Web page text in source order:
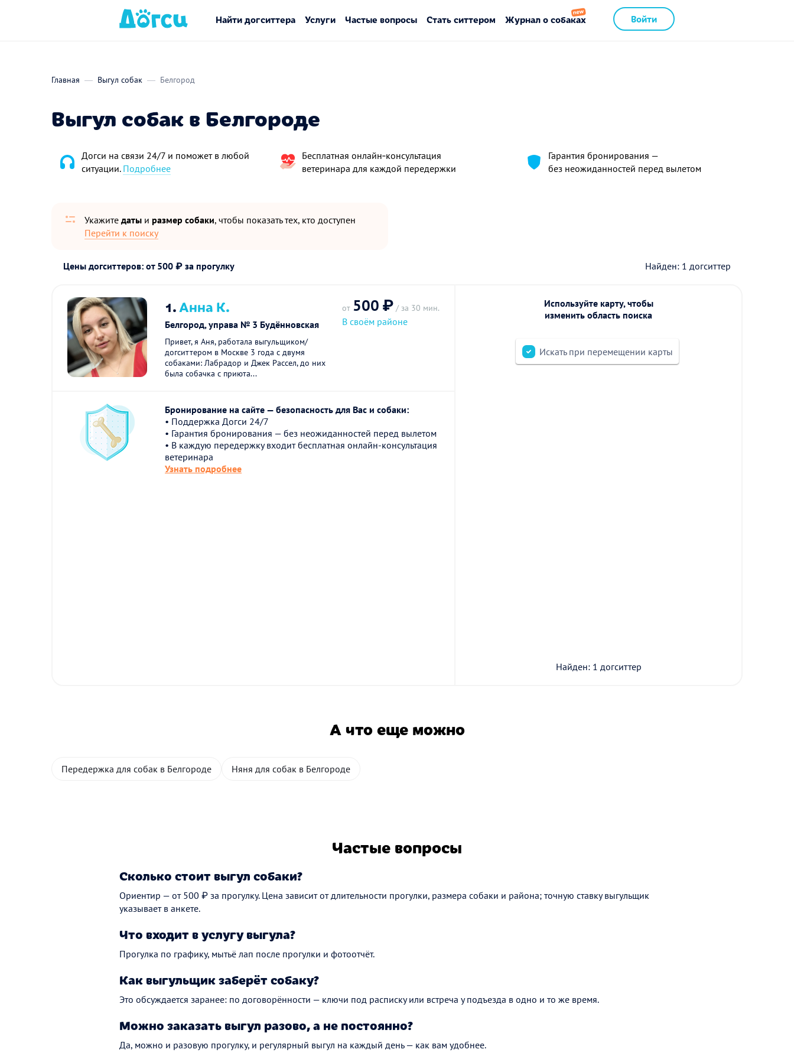
Войти
Найти догситтера Услуги Частые вопросы Стать ситтером Журнал о собаках
Главная Выгул собак Белгород
Выгул собак в Белгороде
Догси на связи 24/7 и поможет в любой
ситуации. Подробнее
Бесплатная онлайн‑консультация
ветеринара для каждой передержки
Гарантия бронирования —
без неожиданностей перед вылетом
Укажите даты и размер собаки, чтобы показать тех, кто доступен
Перейти к поиску
Цены догситтеров: от 500 ₽ за прогулку Найден: 1 догситтер
1.Анна К.
Белгород, управа № 3 Будённовская
Привет, я Аня, работала выгульщиком/
догситтером в Москве 3 года с двумя
собаками: Лабрадор и Джек Рассел, до них
была собачка с приюта...
от 500 ₽ / за 30 мин.
В своём районе
Бронирование на сайте — безопасность для Вас и собаки:
• Поддержка Догси 24/7
• Гарантия бронирования — без неожиданностей перед вылетом
• В каждую передержку входит бесплатная онлайн-консультация
ветеринара
Узнать подробнее
Используйте карту, чтобы
изменить область поиска
Искать при перемещении карты
Найден: 1 догситтер
А что еще можно
Передержка для собак в Белгороде Няня для собак в Белгороде
Частые вопросы
Сколько стоит выгул собаки?
Ориентир — от 500 ₽ за прогулку. Цена зависит от длительности прогулки, размера собаки и района; точную ставку выгульщик
указывает в анкете.
Что входит в услугу выгула?
Прогулка по графику, мытьё лап после прогулки и фотоотчёт.
Как выгульщик заберёт собаку?
Это обсуждается заранее: по договорённости — ключи под расписку или встреча у подъезда в одно и то же время.
Можно заказать выгул разово, а не постоянно?
Да, можно и разовую прогулку, и регулярный выгул на каждый день — как вам удобнее.